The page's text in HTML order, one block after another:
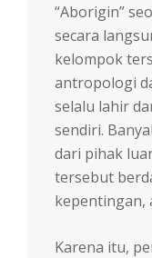
“Aborigin”
secara
kelompok
antropologi
selalu lahir
sendiri.
dari pihak
tersebut
kepentingan,
Karena itu,